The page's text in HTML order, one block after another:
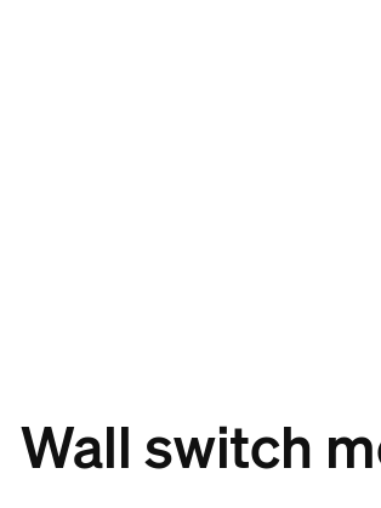
Wall switch